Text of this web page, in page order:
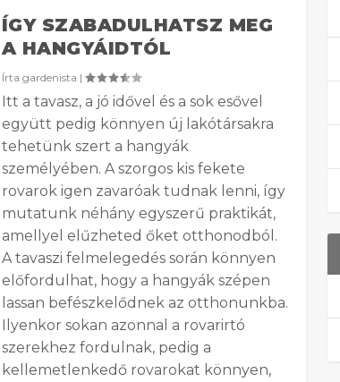
ÍGY SZABADULHATSZ MEG
A HANGYÁIDTÓL
Írta gardenista |
Itt a tavasz, a jó idővel és a sok esővel
együtt pedig könnyen új lakótársakra
tehetünk szert a hangyák
személyében. A szorgos kis fekete
rovarok igen zavaróak tudnak lenni, így
mutatunk néhány egyszerű praktikát,
amellyel elűzheted őket otthonodból.
A tavaszi felmelegedés során könnyen
előfordulhat, hogy a hangyák szépen
lassan befészkelődnek az otthonunkba.
Ilyenkor sokan azonnal a rovarirtó
szerekhez fordulnak, pedig a
kellemetlenkedő rovarokat könnyen,